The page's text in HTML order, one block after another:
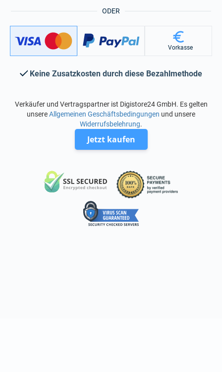
ODER
Vorkasse
Keine Zusatzkosten durch diese Bezahlmethode
Verkäufer und Vertragspartner ist Digistore24 GmbH. Es gelten
unsereAllgemeinen Geschäftsbedingungen und unsere
Widerrufsbelehrung.
Jetzt kaufen